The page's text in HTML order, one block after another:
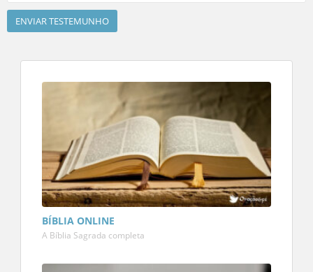
BÍBLIA ONLINE
A Bíblia Sagrada completa